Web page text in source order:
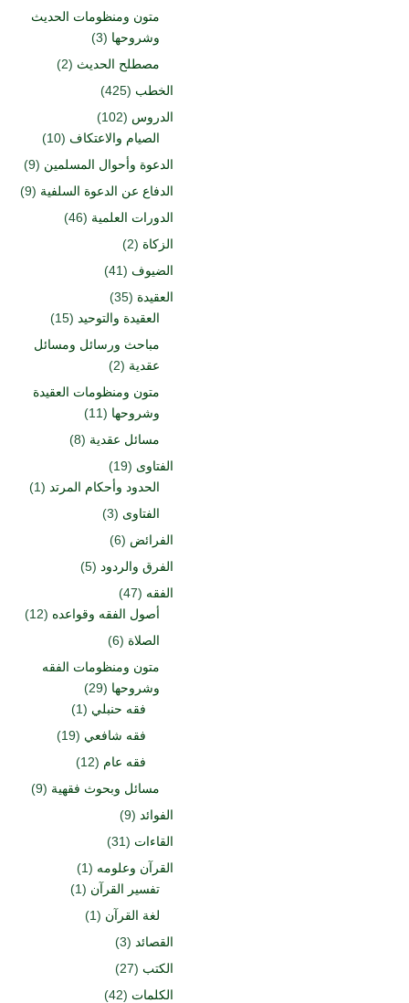
متون ومنظومات الحديث
وشروحها (3)
مصطلح الحديث (2)
الخطب (425)
الدروس (102)
الصيام والاعتكاف (10)
الدعوة وأحوال المسلمين (9)
الدفاع عن الدعوة السلفية (9)
الدورات العلمية (46)
الزكاة (2)
الضيوف (41)
العقيدة (35)
العقيدة والتوحيد (15)
مباحث ورسائل ومسائل
عقدية (2)
متون ومنظومات العقيدة
وشروحها (11)
مسائل عقدية (8)
الفتاوى (19)
الحدود وأحكام المرتد (1)
الفتاوى (3)
الفرائض (6)
الفرق والردود (5)
الفقه (47)
أصول الفقه وقواعده (12)
الصلاة (6)
متون ومنظومات الفقه
وشروحها (29)
فقه حنبلي (1)
فقه شافعي (19)
فقه عام (12)
مسائل وبحوث فقهية (9)
الفوائد (9)
القاءات (31)
القرآن وعلومه (1)
تفسير القرآن (1)
لغة القرآن (1)
القصائد (3)
الكتب (27)
الكلمات (42)